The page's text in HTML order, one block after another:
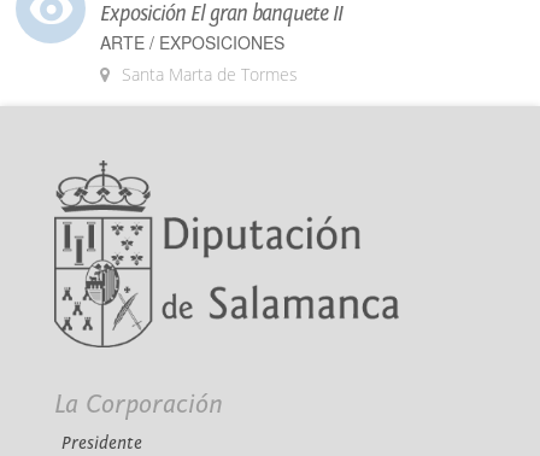
Exposición El gran banquete II
ARTE / EXPOSICIONES
Santa Marta de Tormes
La Corporación
Presidente